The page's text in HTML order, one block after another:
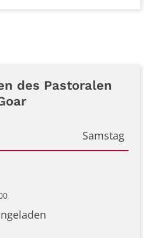
des Pastoralen
Samstag